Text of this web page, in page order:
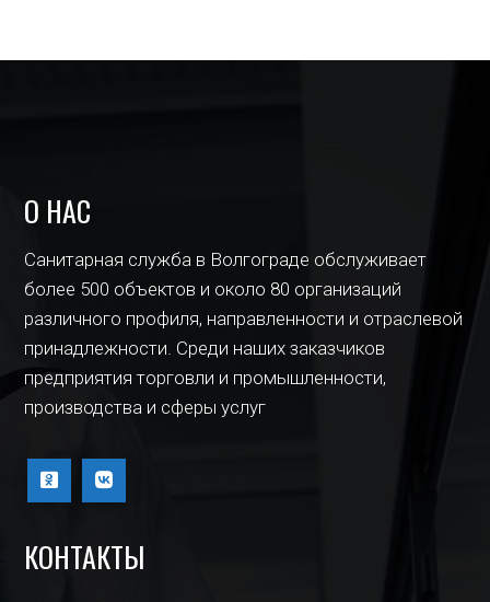
О НАС
Санитарная служба в Волгограде обслуживает
более 500 объектов и около 80 организаций
различного профиля, направленности и отраслевой
принадлежности. Среди наших заказчиков
предприятия торговли и промышленности,
производства и сферы услуг
КОНТАКТЫ